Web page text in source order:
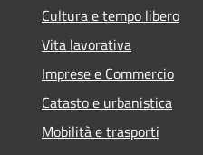
Cultura e tempo libero
Vita lavorativa
Imprese e Commercio
Catasto e urbanistica
Mobilità e trasporti